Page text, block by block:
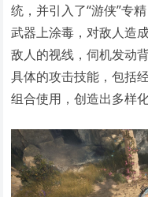
统，并引入了“游侠”专
武器上涂毒，对敌人造
敌人的视线，伺机发动
具体的攻击技能，包括
组合使用，创造出多样